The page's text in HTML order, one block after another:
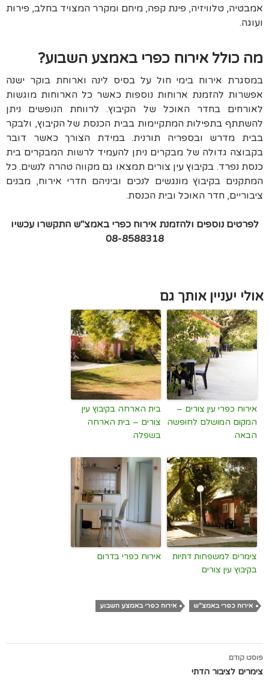
אמבטיה, טלוויזיה, פינת קפה, מיחם ומקרר המצויד בחלב, פירות
ועוגה.
מה כולל אירוח כפרי באמצע השבוע?
במסגרת אירוח בימי חול על בסיס לינה וארוחת בוקר ישנה
אפשרות להזמנת ארוחות נוספות כאשר כל הארוחות מוגשות
לאורחים בחדר האוכל של הקיבוץ. לרווחת הנופשים ניתן
להשתתף בתפילות המתקיימות בבית הכנסת של הקיבוץ, ולבקר
בבית מדרש ובספריה תורנית. במידת הצורך כאשר דובר
בקבוצה גדולה של מבקרים ניתן להעמיד לרשות המבקרים בית
כנסת נפרד. בקיבוץ עין צורים תמצאו גם מקווה טהרה לנשים. כל
המתקנים בקיבוץ מונגשים לנכים וביניהם חדרי אירוח, מבנים
ציבוריים, חדר האוכל ובית הכנסת.
לפרטים נוספים ולהזמנת אירוח כפרי באמצ"ש התקשרו עכשיו
08-8588318
אולי יעניין אותך גם
אירוח כפרי עין צורים –
המקום המושלם לחופשה
הבאה
בית הארחה בקיבוץ עין
צורים – בית הארחה
בשפלה
צימרים למשפחות דתיות
בקיבוץ עין צורים
אירוח כפרי בדרום
אירוח כפרי באמצ"ש אירוח כפרי באמצע השבוע
ניווט
בפוסטים
פוסט קודם
צימרים לציבור הדתי